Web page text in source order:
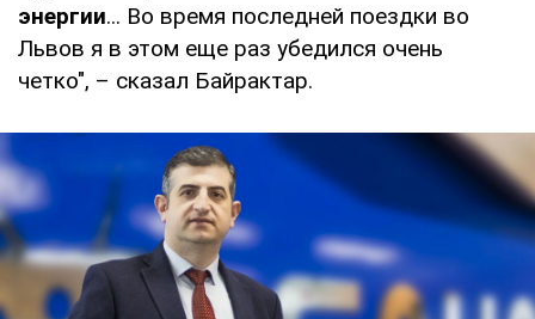
энергии... Во время последней поездки во
Львов я в этом еще раз убедился очень
четко", – сказал Байрактар.